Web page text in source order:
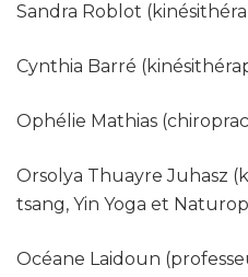
Sandra Roblot
Cynthia Barré
Ophélie Mathias
Orsolya Thuayre Juhasz
tsang, Yin Yoga et
Océane Laidoun